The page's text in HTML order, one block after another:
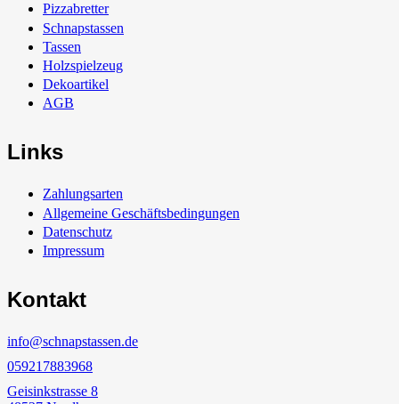
Pizzabretter
Schnapstassen
Tassen
Holzspielzeug
Dekoartikel
AGB
Links
Zahlungsarten
Allgemeine Geschäftsbedingungen
Datenschutz
Impressum
Kontakt
info@schnapstassen.de
059217883968
Geisinkstrasse 8